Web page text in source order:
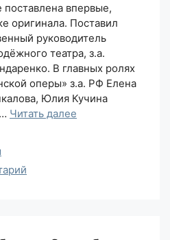
поставлена впервые,
оригинала. Поставил
руководитель
театра, з.а.
В главных ролях
оперы» з.а. РФ Елена
Юлия Кучина
Читать далее